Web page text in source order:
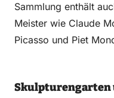
Sammlung enthält
Meister wie Claude
Picasso und Piet